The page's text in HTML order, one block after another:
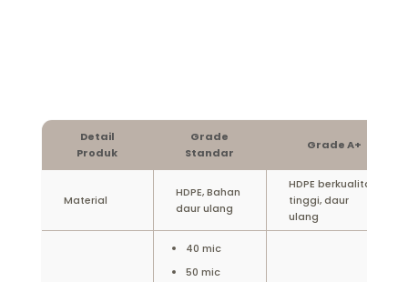
Detail
Produk
Grade
Standar
Grade A+
Material
HDPE, Bahan
daur ulang
HDPE berkualitas
tinggi, daur
ulang
40 mic
50 mic